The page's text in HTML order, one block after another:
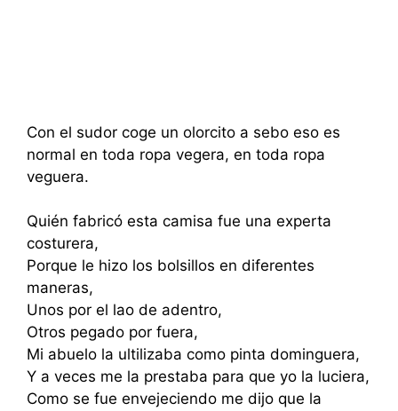
Con el sudor coge un olorcito a sebo eso es
normal en toda ropa vegera, en toda ropa
veguera.
Quién fabricó esta camisa fue una experta
costurera,
Porque le hizo los bolsillos en diferentes
maneras,
Unos por el lao de adentro,
Otros pegado por fuera,
Mi abuelo la ultilizaba como pinta dominguera,
Y a veces me la prestaba para que yo la luciera,
Como se fue envejeciendo me dijo que la